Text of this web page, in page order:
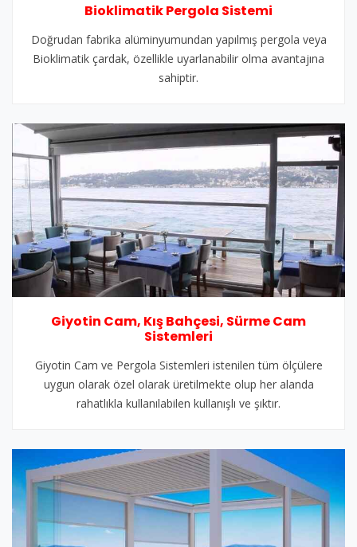
Bioklimatik Pergola Sistemi
Doğrudan fabrika alüminyumundan yapılmış pergola veya
Bioklimatik çardak, özellikle uyarlanabilir olma avantajına
sahiptir.
Giyotin Cam, Kış Bahçesi, Sürme Cam
Sistemleri
Giyotin Cam ve Pergola Sistemleri istenilen tüm ölçülere
uygun olarak özel olarak üretilmekte olup her alanda
rahatlıkla kullanılabilen kullanışlı ve şıktır.